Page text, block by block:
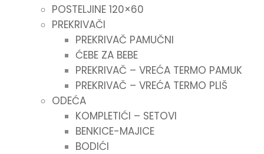
POSTELJINE 120×60
PREKRIVAČI
PREKRIVAČ PAMUČNI
ĆEBE ZA BEBE
PREKRIVAČ – VREĆA TERMO PAMUK
PREKRIVAČ – VREĆA TERMO PLIŠ
ODEĆA
KOMPLETIĆI – SETOVI
BENKICE-MAJICE
BODIĆI